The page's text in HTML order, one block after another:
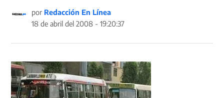
por Redacción En Línea
18 de abril del 2008 - 19:20:37